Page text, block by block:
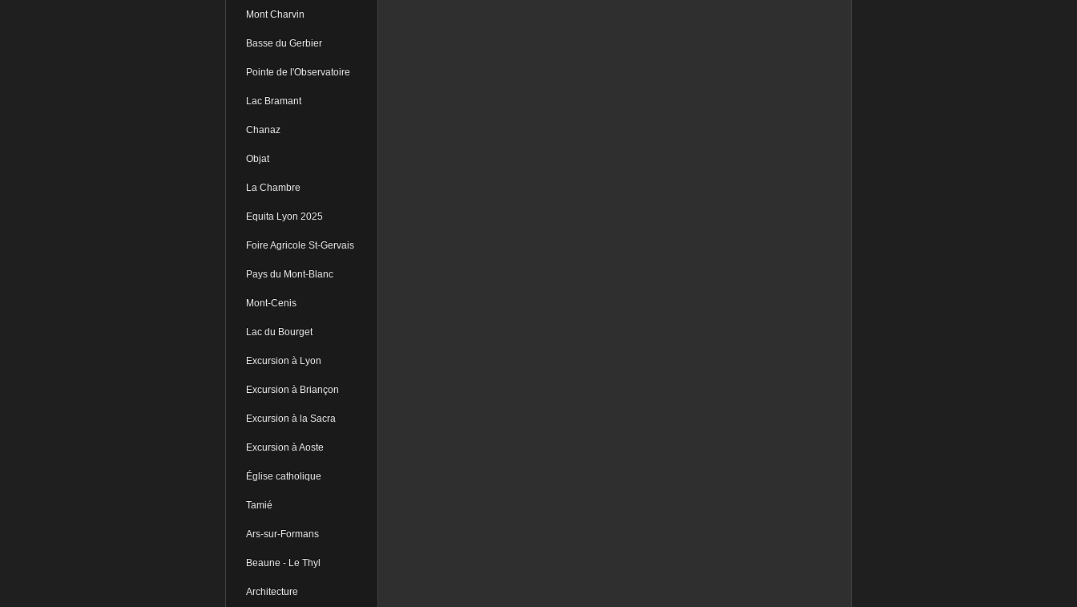
Mont Charvin
Basse du Gerbier
Pointe de l'Observatoire
Lac Bramant
Chanaz
Objat
La Chambre
Equita Lyon 2025
Foire Agricole St-Gervais
Pays du Mont-Blanc
Mont-Cenis
Lac du Bourget
Excursion à Lyon
Excursion à Briançon
Excursion à la Sacra
Excursion à Aoste
Église catholique
Tamié
Ars-sur-Formans
Beaune - Le Thyl
Architecture